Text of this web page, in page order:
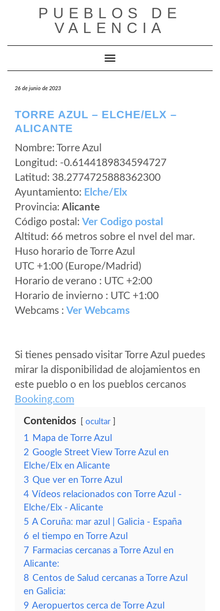
PUEBLOS DE
VALENCIA
Cambiar modo de navegación
26 de junio de 2023
TORRE AZUL – ELCHE/ELX –
ALICANTE
Nombre: Torre Azul
Longitud: -0.6144189834594727
Latitud: 38.2774725888362300
Ayuntamiento: Elche/Elx
Provincia: Alicante
Código postal: Ver Codigo postal
Altitud: 66 metros sobre el nvel del mar.
Huso horario de Torre Azul
UTC +1:00 (Europe/Madrid)
Horario de verano : UTC +2:00
Horario de invierno : UTC +1:00
Webcams : Ver Webcams
Si tienes pensado visitar Torre Azul puedes
mirar la disponibilidad de alojamientos en
este pueblo o en los pueblos cercanos
Booking.com
Contenidos ocultar
1 Mapa de Torre Azul
2 Google Street View Torre Azul en
Elche/Elx en Alicante
3 Que ver en Torre Azul
4 Vídeos relacionados con Torre Azul -
Elche/Elx - Alicante
5 A Coruña: mar azul | Galicia - España
6 el tiempo en Torre Azul
7 Farmacias cercanas a Torre Azul en
Alicante:
8 Centos de Salud cercanas a Torre Azul
en Galicia:
9 Aeropuertos cerca de Torre Azul